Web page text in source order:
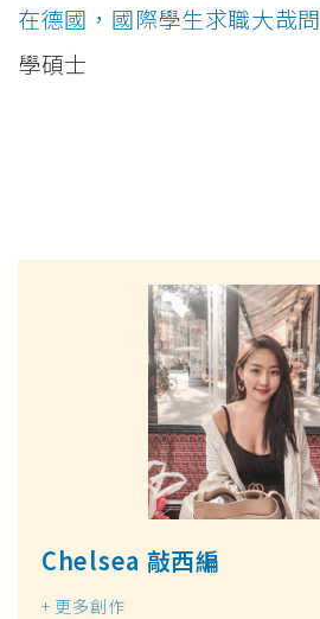
在德國，國際學生求職大哉問
學碩士
Chelsea 敲西編
+ 更多創作